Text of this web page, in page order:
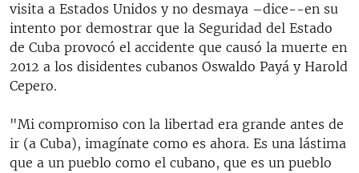
visita a Estados Unidos y no desmaya –dice--en su
intento por demostrar que la Seguridad del Estado
de Cuba provocó el accidente que causó la muerte en
2012 a los disidentes cubanos Oswaldo Payá y Harold
Cepero.
"Mi compromiso con la libertad era grande antes de
ir (a Cuba), imagínate como es ahora. Es una lástima
que a un pueblo como el cubano, que es un pueblo